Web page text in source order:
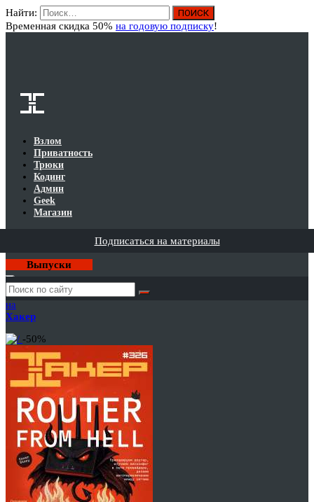
Найти:
Временная скидка 50% на годовую подписку!
Взлом
Приватность
Трюки
Кодинг
Админ
Geek
Магазин
Подписаться на материалы
Выпуски
Годовая
подписка
на
Хакер
-50%